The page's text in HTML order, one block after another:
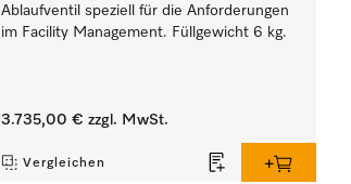
Ablaufventil speziell für die Anforderungen
im Facility Management. Füllgewicht 6 kg.
3.735,00 € zzgl. MwSt.
Vergleichen